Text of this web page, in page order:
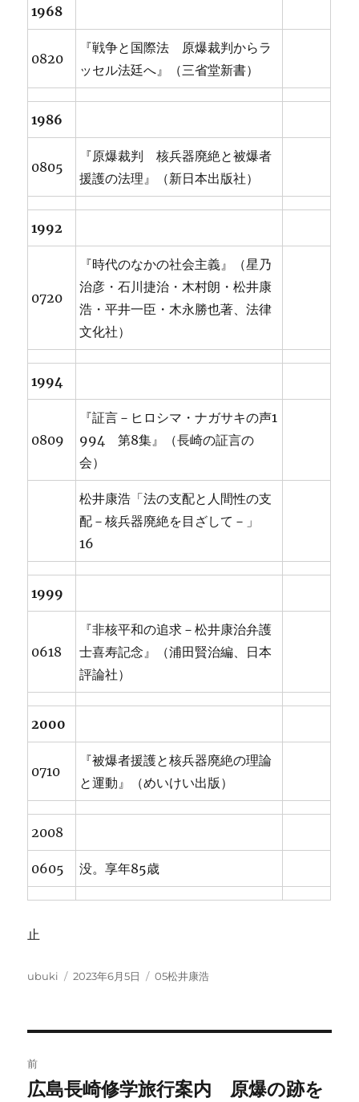
1968
0820
『戦争と国際法 原爆裁判からラ
ッセル法廷へ』（三省堂新書）
1986
0805
『原爆裁判 核兵器廃絶と被爆者
援護の法理』（新日本出版社）
1992
0720
『時代のなかの社会主義』（星乃
治彦・石川捷治・木村朗・松井康
浩・平井一臣・木永勝也著、法律
文化社）
1994
0809
『証言－ヒロシマ・ナガサキの声1
994 第8集』（長崎の証言の
会）
松井康浩「法の支配と人間性の支
配－核兵器廃絶を目ざして－」
16
1999
0618
『非核平和の追求－松井康治弁護
士喜寿記念』（浦田賢治編、日本
評論社）
2000
0710
『被爆者援護と核兵器廃絶の理論
と運動』（めいけい出版）
2008
0605 没。享年85歳
止
投
ubuki
投
2023年6月5日
カ
05松井康浩
稿
前
前
広島長崎修学旅行案内 原爆の跡を